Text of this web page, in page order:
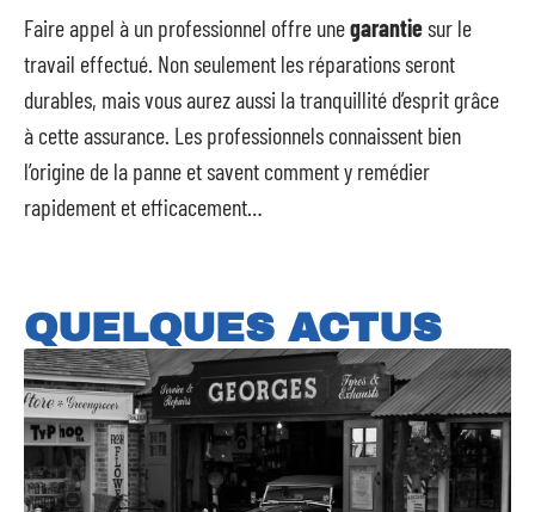
Faire appel à un professionnel offre unegarantiesur le
travail effectué. Non seulement les réparations seront
durables, mais vous aurez aussi la tranquillité d’esprit grâce
à cette assurance. Les professionnels connaissent bien
l’origine de la panne et savent comment y remédier
rapidement et efficacement…
QUELQUES ACTUS